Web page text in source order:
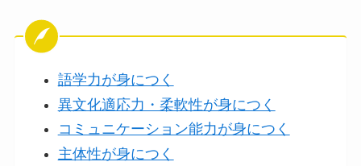
語学力が身につく
異文化適応力・柔軟性が身につく
コミュニケーション能力が身につく
主体性が身につく